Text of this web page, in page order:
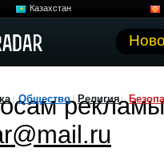
Казахстан
Общество Религия